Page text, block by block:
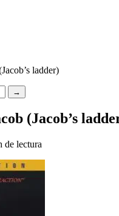
ladder)
→
(Jacob’s
de lectura